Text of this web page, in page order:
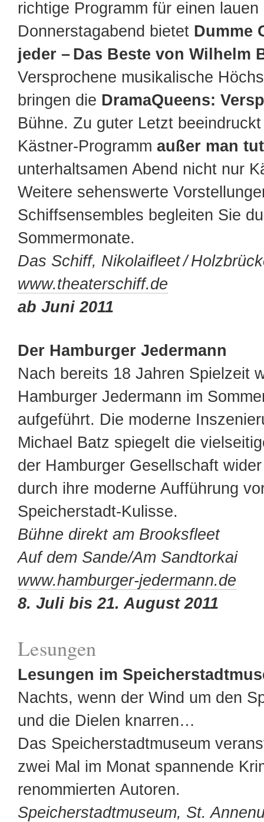
richtige Programm für einen lauen
Donnerstagabend bietet Dumme
jeder – Das Beste von Wilhelm
Versprochene musikalische
bringen die DramaQueens:
Bühne. Zu guter Letzt
Kästner-Programm außer man
unterhaltsamen Abend nicht nur
Weitere sehenswerte
Schiffsensembles begleiten Sie
Sommermonate.
Das Schiff, Nikolaifleet /
www.theaterschiff.de
ab Juni 2011
Der Hamburger Jedermann
Nach bereits 18 Jahren Spielzeit
Hamburger Jedermann im
aufgeführt. Die moderne
Michael Batz spiegelt die
der Hamburger Gesellschaft
durch ihre moderne Aufführung
Speicherstadt-Kulisse.
Bühne direkt am Brooksfleet
Auf dem Sande/Am Sandtorkai
www.hamburger-jedermann.de
8. Juli bis 21. August 2011
Lesungen
Lesungen im
Nachts, wenn der Wind um den
und die Dielen knarren…
Das Speicherstadtmuseum
zwei Mal im Monat spannende
renommierten Autoren.
Speicherstadtmuseum, St.